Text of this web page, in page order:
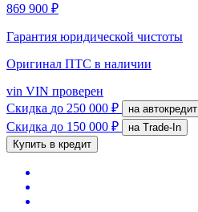
869 900 ₽
Гарантия юридической чистоты
Оригинал ПТС в наличии
vin VIN проверен
Скидка до 250 000 ₽ на автокредит
Скидка до 150 000 ₽
на Trade-In
Купить в кредит